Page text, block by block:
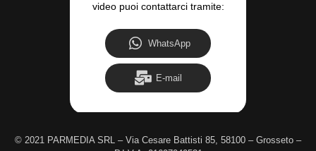
video puoi contattarci tramite:
WhatsApp
E-mail
© 2021 PARMEDIA SRL – Via Cesare Battisti 85, 58100 – Grosseto –